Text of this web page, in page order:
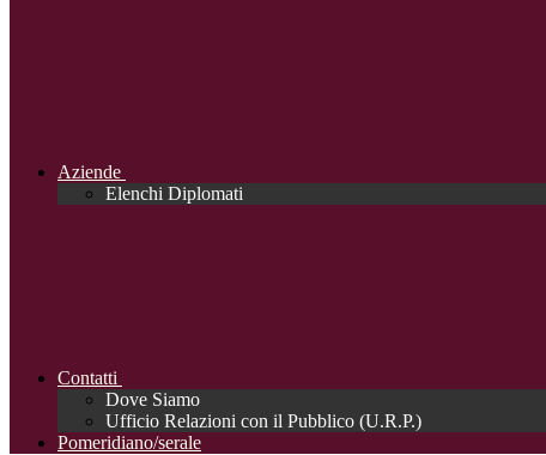
Aziende
Elenchi Diplomati
Contatti
Dove Siamo
Ufficio Relazioni con il Pubblico (U.R.P.)
Pomeridiano/serale